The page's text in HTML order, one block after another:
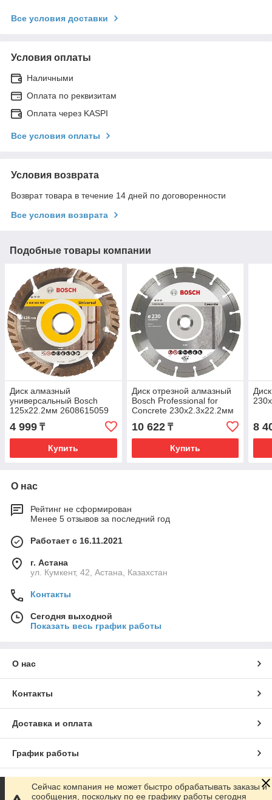
Все условия доставки
Условия оплаты
Наличными
Оплата по реквизитам
Оплата через KASPI
Все условия оплаты
Условия возврата
Возврат товара в течение 14 дней по договоренности
Все условия возврата
Подобные товары компании
Диск алмазный
универсальный Bosch
125х22.2мм 2608615059
4 999 ₸
Купить
Диск отрезной алмазный
Bosch Professional for
Concrete 230x2.3x22.2мм
2608602200
10 622₸
Купить
8
О нас
Рейтинг не сформирован
Менее 5 отзывов за последний год
Работает с 16.11.2021
г. Астана
ул. Кумкент, 42, Астана, Казахстан
Контакты
Сегодня выходной
Показать весь график работы
О нас
Контакты
Доставка и оплата
График работы
Полная версия сайта
Сейчас компания не может быстро обрабатывать заказы и
сообщения, поскольку по ее графику работы сегодня